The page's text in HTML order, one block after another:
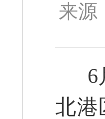
来源
6
北港